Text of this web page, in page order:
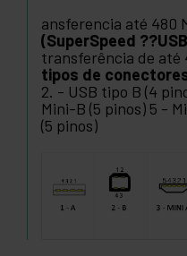
ansferencia até 480
(SuperSpeed
transferência de até
tipos de
2. - USB tipo B (4
Mini-B (5 pinos) 5 -
(5 pinos)